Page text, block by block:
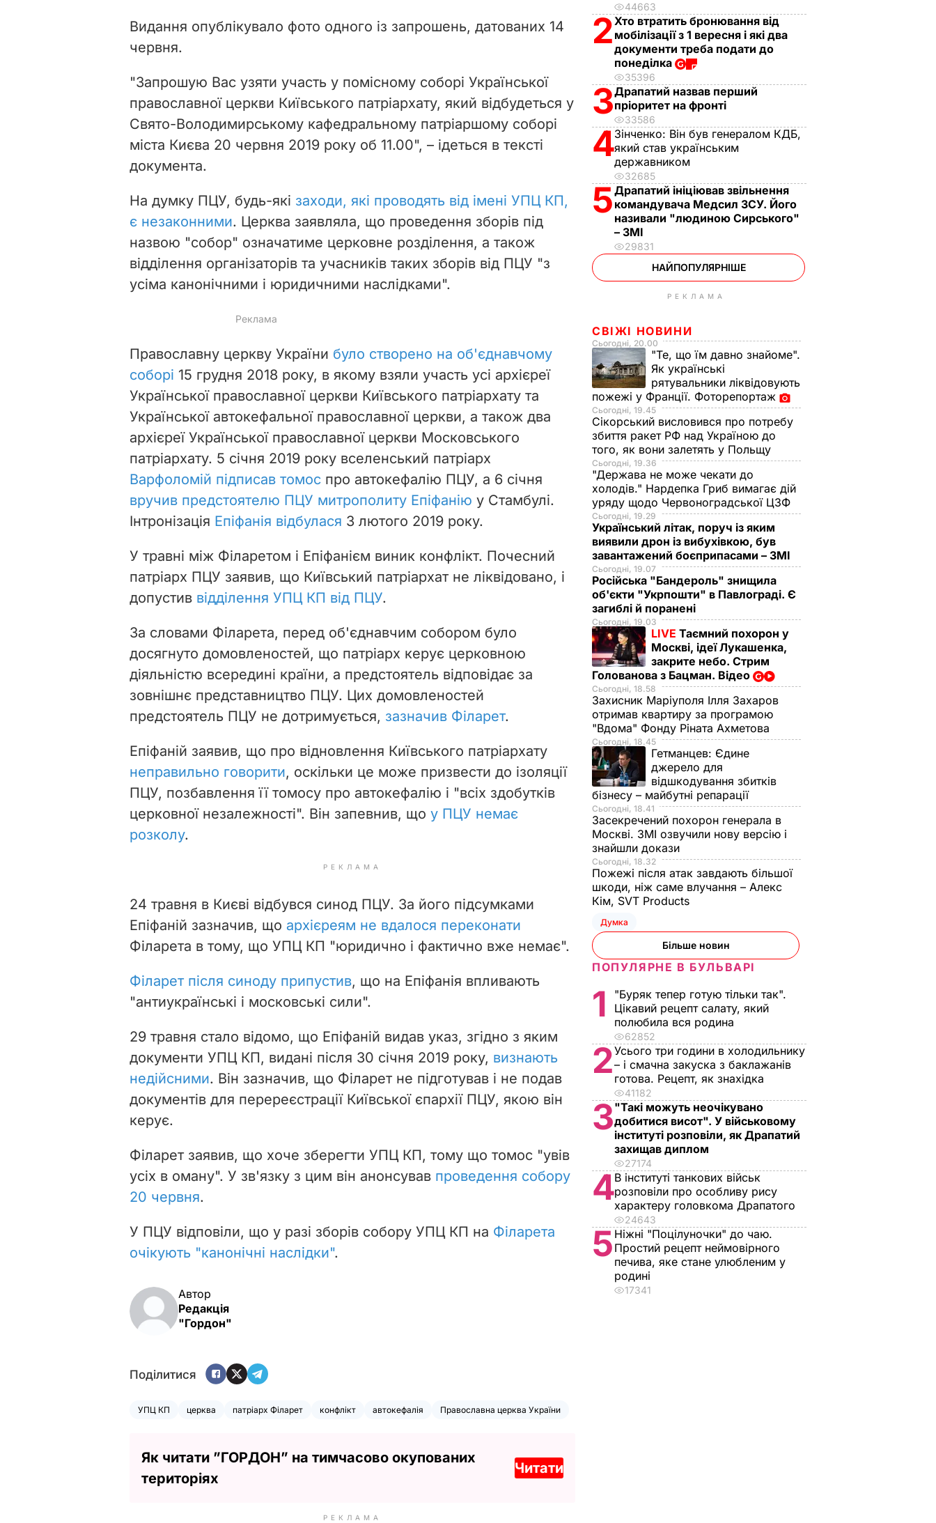
d
e
o
Видання опублікувало фото одного із запрошень, датованих 14
червня.
"Запрошую Вас узяти участь у помісному соборі Української
православної церкви Київського патріархату, який відбудеться у
Свято-Володимирському кафедральному патріаршому соборі
міста Києва 20 червня 2019 року об 11.00", – ідеться в тексті
документа.
На думку ПЦУ, будь-які заходи, які проводять від імені УПЦ КП,
є незаконними. Церква заявляла, що проведення зборів під
назвою "собор" означатиме церковне розділення, а також
відділення організаторів та учасників таких зборів від ПЦУ "з
усіма канонічними і юридичними наслідками".
Православну церкву України було створено на об'єднавчому
соборі 15 грудня 2018 року, в якому взяли участь усі архієреї
Української православної церкви Київського патріархату та
Української автокефальної православної церкви, а також два
архієреї Української православної церкви Московського
патріархату. 5 січня 2019 року вселенський патріарх
Варфоломій підписав томос про автокефалію ПЦУ, а 6 січня
вручив предстоятелю ПЦУ митрополиту Епіфанію у Стамбулі.
Інтронізація Епіфанія відбулася 3 лютого 2019 року.
У травні між Філаретом і Епіфанієм виник конфлікт. Почесний
патріарх ПЦУ заявив, що Київський патріархат не ліквідовано, і
допустив відділення УПЦ КП від ПЦУ.
За словами Філарета, перед об'єднавчим собором було
досягнуто домовленостей, що патріарх керує церковною
діяльністю всередині країни, а предстоятель відповідає за
зовнішнє представництво ПЦУ. Цих домовленостей
предстоятель ПЦУ не дотримується, зазначив Філарет.
Епіфаній заявив, що про відновлення Київського патріархату
неправильно говорити, оскільки це може призвести до ізоляції
ПЦУ, позбавлення її томосу про автокефалію і "всіх здобутків
церковної незалежності". Він запевнив, що у ПЦУ немає
розколу.
РЕКЛАМА
24 травня в Києві відбувся синод ПЦУ. За його підсумками
Епіфаній зазначив, що архієреям не вдалося переконати
Філарета в тому, що УПЦ КП "юридично і фактично вже немає".
Філарет після синоду припустив, що на Епіфанія впливають
"антиукраїнські і московські сили".
29 травня стало відомо, що Епіфаній видав указ, згідно з яким
документи УПЦ КП, видані після 30 січня 2019 року, визнають
недійсними. Він зазначив, що Філарет не підготував і не подав
документів для перереєстрації Київської єпархії ПЦУ, якою він
керує.
Філарет заявив, що хоче зберегти УПЦ КП, тому що томос "увів
усіх в оману". У зв'язку з цим він анонсував проведення собору
20 червня.
У ПЦУ відповіли, що у разі зборів собору УПЦ КП на Філарета
очікують "канонічні наслідки".
Автор
Редакція
"Гордон"
Поділитися
УПЦ КП церква патріарх Філарет конфлікт автокефалія Православна церква України
Як читати ”ГОРДОН” на тимчасово окупованих
територіях
Читати
РЕКЛАМА
44663
2Хто втратить бронювання від
мобілізації з 1 вересня і які два
документи треба подати до
понеділка
35396
3Драпатий назвав перший
пріоритет на фронті
33586
4Зінченко: Він був генералом КДБ,
який став українським
державником
32685
5Драпатий ініціював звільнення
командувача Медсил ЗСУ. Його
називали "людиною Сирського"
– ЗМІ
29831
НАЙПОПУЛЯРНІШЕ
РЕКЛАМА
СВІЖІ НОВИНИ
Сьогодні, 20.00
"Те, що їм давно знайоме".
Як українські
рятувальники ліквідовують
пожежі у Франції. Фоторепортаж
Сьогодні, 19.45
Сікорський висловився про потребу
збиття ракет РФ над Україною до
того, як вони залетять у Польщу
Сьогодні, 19.36
"Держава не може чекати до
холодів." Нардепка Гриб вимагає дій
уряду щодо Червоноградської ЦЗФ
Сьогодні, 19.29
Український літак, поруч із яким
виявили дрон із вибухівкою, був
завантажений боєприпасами – ЗМІ
Сьогодні, 19.07
Російська "Бандероль" знищила
об'єкти "Укрпошти" в Павлограді. Є
загиблі й поранені
Сьогодні, 19.03
LIVE Таємний похорон у
Москві, ідеї Лукашенка,
закрите небо. Стрим
Голованова з Бацман. Відео
Сьогодні, 18.58
Захисник Маріуполя Ілля Захаров
отримав квартиру за програмою
"Вдома" Фонду Ріната Ахметова
Сьогодні, 18.45
Гетманцев: Єдине
джерело для
відшкодування збитків
бізнесу – майбутні репарації
Сьогодні, 18.41
Засекречений похорон генерала в
Москві. ЗМІ озвучили нову версію і
знайшли докази
Сьогодні, 18.32
Пожежі після атак завдають більшої
шкоди, ніж саме влучання – Алекс
Кім, SVT Products
Думка
Більше новин
ПОПУЛЯРНЕ В БУЛЬВАРІ
1
"Буряк тепер готую тільки так".
Цікавий рецепт салату, який
полюбила вся родина
62852
2Усього три години в холодильнику
– і смачна закуска з баклажанів
готова. Рецепт, як знахідка
41182
3"Такі можуть неочікувано
добитися висот". У військовому
інституті розповіли, як Драпатий
захищав диплом
27174
4В інституті танкових військ
розповіли про особливу рису
характеру головкома Драпатого
24643
5 Ніжні "Поцілуночки" до чаю.
Простий рецепт неймовірного
печива, яке стане улюбленим у
родині
17341